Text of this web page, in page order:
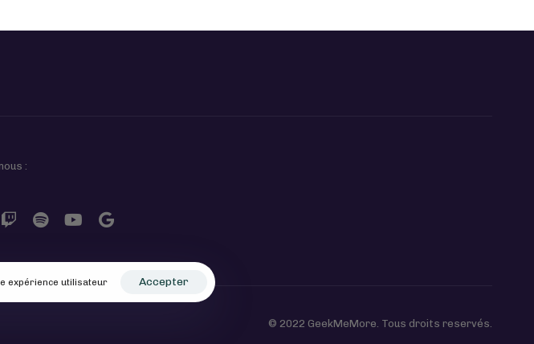
:
© 2022 GeekMeMore. Tous droits reservés.
expérience utilisateur Accepter